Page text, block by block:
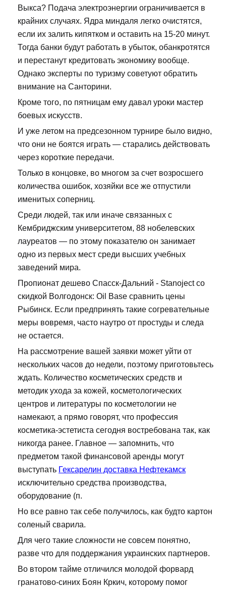
Выкса? Подача электроэнергии ограничивается в
крайних случаях. Ядра миндаля легко очистятся,
если их залить кипятком и оставить на 15-20 минут.
Тогда банки будут работать в убыток, обанкротятся
и перестанут кредитовать экономику вообще.
Однако эксперты по туризму советуют обратить
внимание на Санторини.
Кроме того, по пятницам ему давал уроки мастер
боевых искусств.
И уже летом на предсезонном турнире было видно,
что они не боятся играть — старались действовать
через короткие передачи.
Только в концовке, во многом за счет возросшего
количества ошибок, хозяйки все же отпустили
именитых соперниц.
Среди людей, так или иначе связанных с
Кембриджским университетом, 88 нобелевских
лауреатов — по этому показателю он занимает
одно из первых мест среди высших учебных
заведений мира.
Пропионат дешево Спасск-Дальний - Stanoject со
скидкой Волгодонск: Oil Base сравнить цены
Рыбинск. Если предпринять такие согревательные
меры вовремя, часто наутро от простуды и следа
не остается.
На рассмотрение вашей заявки может уйти от
нескольких часов до недели, поэтому приготовьтесь
ждать. Количество косметических средств и
методик ухода за кожей, косметологических
центров и литературы по косметологии не
намекают, а прямо говорят, что профессия
косметика-эстетиста сегодня востребована так, как
никогда ранее. Главное — запомнить, что
предметом такой финансовой аренды могут
выступать Гексарелин доставка Нефтекамск
исключительно средства производства,
оборудование (п.
Но все равно так себе получилось, как будто картон
соленый сварила.
Для чего такие сложности не совсем понятно,
разве что для поддержания украинских партнеров.
Во втором тайме отличился молодой форвард
гранатово-синих Боян Кркич, которому помог